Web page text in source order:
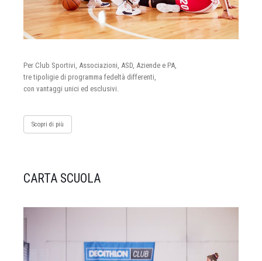
Per Club Sportivi, Associazioni, ASD, Aziende e PA,
tre tipoligie di programma fedeltà differenti,
con vantaggi unici ed esclusivi.
Scopri di più
CARTA SCUOLA